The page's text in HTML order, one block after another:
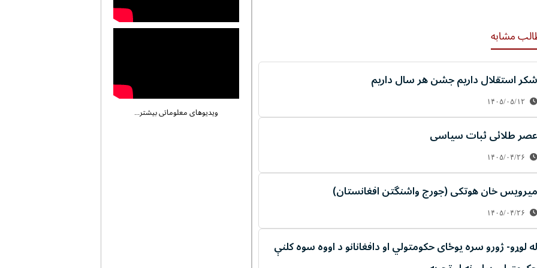
ویدیوهای معلوماتی بیشتر...
مشابه
شکر استقلال داریم جشن هر سال داریم
۱۴۰۵/۰۵/۱۲
عصر طلائی ثبات سیاسی
۱۴۰۵/۰۴/۲۶
میرویس خان هوتکی (جورج واشنگتن افغانستان)
۱۴۰۵/۰۴/۲۶
له لوړو- ژورو سره یوځای حکومتولي او دافغانانو د اووه سوه کلنې